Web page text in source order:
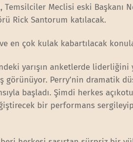
Meclisi eski Başkanı
Rick Santorum katılacak.
en çok kulak kabartılacak
yarışın anketlerde liderliğini
görünüyor. Perry’nin dramatik
başladı. Şimdi herkes
bir performans sergileyip